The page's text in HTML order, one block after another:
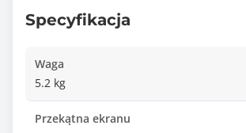
Specyfikacja
Waga
5.2 kg
Przekątna ekranu